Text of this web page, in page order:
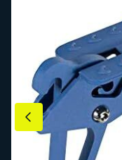
Zubehör